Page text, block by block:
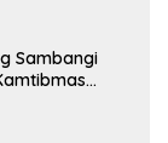
Sambangi